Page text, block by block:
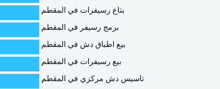
بتاع رسيفرات في المقطم
برمج رسيفر في المقطم
بيع اطباق دش في المقطم
بيع رسيفرات في المقطم
تاسيس دش مركزي في المقطم